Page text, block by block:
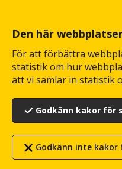
Den här
För att förbättra
statistik om hur
att vi samlar in statistik
Godkänn kakor för
Godkänn inte
huvudinnehåll